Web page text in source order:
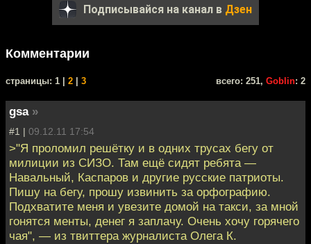
Подписывайся на канал в Дзен
Комментарии
cтраницы: 1 | 2 3 всего: 251, Goblin: 2
gsa »
#1 | 09.12.11 17:54
>"Я проломил решётку и в одних трусах бегу от
милиции из СИЗО. Там ещё сидят ребята —
Навальный, Каспаров и другие русские патриоты.
Пишу на бегу, прошу извинить за орфографию.
Подхватите меня и увезите домой на такси, за мной
гонятся менты, денег я заплачу. Очень хочу горячего
чая", — из твиттера журналиста Олега К.